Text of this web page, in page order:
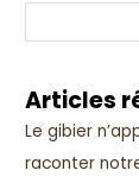
Articles
Le gibier
raconter